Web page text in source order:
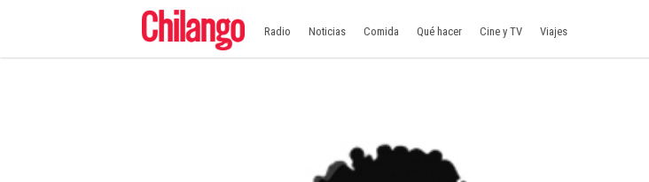
Radio Noticias Comida Qué hacer Cine y TV Viajes